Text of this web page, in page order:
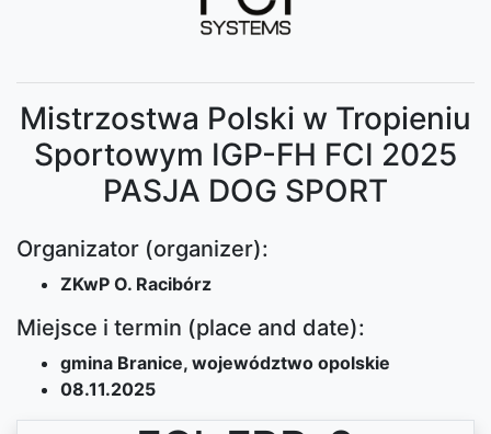
Mistrzostwa Polski w Tropieniu
Sportowym IGP-FH FCI 2025
PASJA DOG SPORT
Organizator (organizer):
ZKwP O. Racibórz
Miejsce i termin (place and date):
gmina Branice, województwo opolskie
08.11.2025